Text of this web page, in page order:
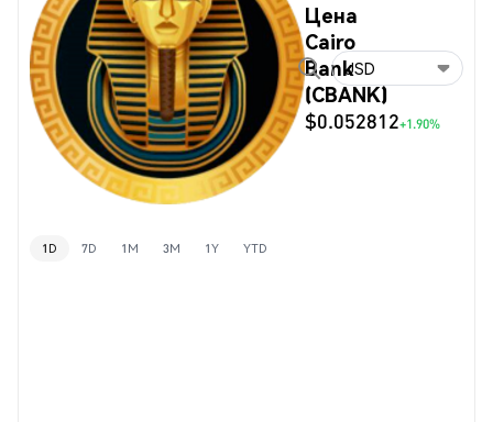
Цена
Cairo
Bank
(CBANK)
$0.052812+1.90%
USD
1D 7D 1M 3M 1Y YTD